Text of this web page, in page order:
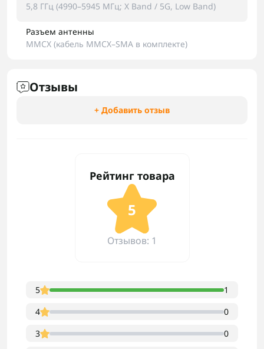
5,8 ГГц (4990–5945 МГц; X Band / 5G, Low Band)
Разъем антенны
MMCX (кабель MMCX–SMA в комплекте)
Отзывы
+ Добавить отзыв
Рейтинг товара
5
Отзывов: 1
5
1
4
0
3
0